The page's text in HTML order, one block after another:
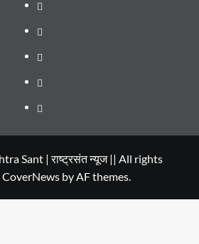
WEB
SERIES
TO
Dehradun
Smart
City
Life
in
Dehradun
Places
to
in
Dehradun
सम्पर्क
Sant | राष्ट्रसंत न्यूज || All rights
CoverNewsby AF themes.